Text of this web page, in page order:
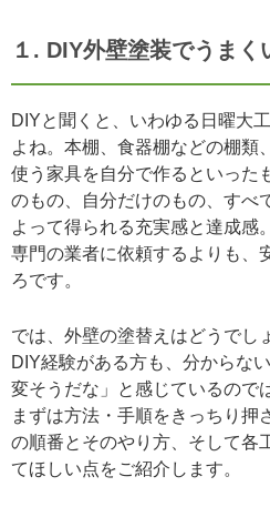
１. DIY外壁塗装でうまく
DIYと聞くと、いわゆる日曜大
よね。本棚、食器棚などの棚類
使う家具を自分で作るといった
のもの、自分だけのもの、すべ
よって得られる充実感と達成感
専門の業者に依頼するよりも、
ろです。
では、外壁の塗替えはどうでし
DIY経験がある方も、分からな
変そうだな」と感じているので
まずは方法・手順をきっちり押
の順番とそのやり方、そして各
てほしい点をご紹介します。